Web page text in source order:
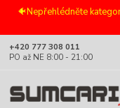
🐠Nepřehlédněte
+420 777 308 011
PO až NE 8:00 - 21:00